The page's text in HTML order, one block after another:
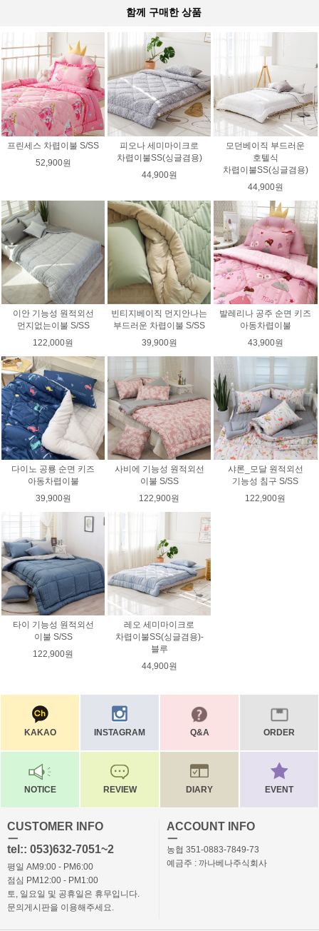
함께 구매한 상품
프린세스 차렵이불 S/SS
52,900원
피오나 세미마이크로
차렵이불SS(싱글겸용)
44,900원
모던베이직 부드러운
호텔식
차렵이불SS(싱글겸용)
44,900원
이안 기능성 원적외선
먼지없는이불 S/SS
122,000원
빈티지베이직 먼지안나는
부드러운 차렵이불 S/SS
39,900원
발레리나 공주 순면 키즈
아동차렵이불
43,900원
다이노 공룡 순면 키즈
아동차렵이불
39,900원
사비에 기능성 원적외선
이불 S/SS
122,900원
샤론_모달 원적외선
기능성 침구 S/SS
122,900원
타이 기능성 원적외선
이불 S/SS
122,900원
레오 세미마이크로
차렵이불SS(싱글겸용)-
블루
44,900원
KAKAO INSTAGRAM Q&A ORDER
NOTICE REVIEW DIARY EVENT
CUSTOMER INFO
ㅡ
tel:: 053)632-7051~2
평일 AM9:00 - PM6:00
점심 PM12:00 - PM1:00
토, 일요일 및 공휴일은 휴무입니다.
문의게시판을 이용해주세요.
ACCOUNT INFO
ㅡ
농협 351-0883-7849-73
예금주 : 까나베나주식회사